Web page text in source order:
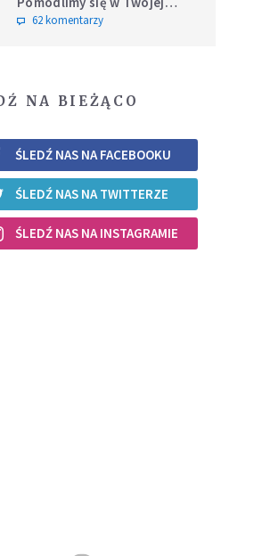
intencji
62 komentarzy
NA BIEŻĄCO
ŚLEDŹ NAS NA FACEBOOKU
ŚLEDŹ NAS NA TWITTERZE
ŚLEDŹ NAS NA INSTAGRAMIE